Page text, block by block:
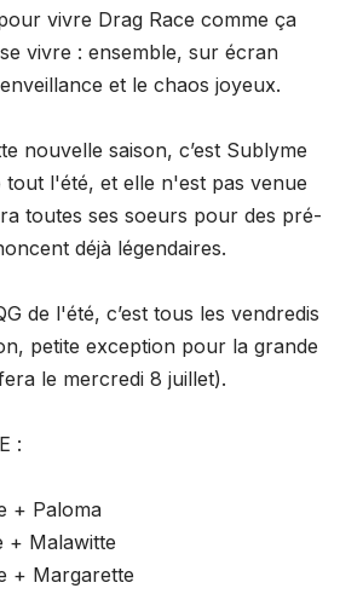
vivre Drag Race comme ça
vivre : ensemble, sur écran
et le chaos joyeux.
nouvelle saison, c’est Sublyme
tout l'été, et elle n'est pas venue
toutes ses soeurs pour des pré-
déjà légendaires.
de l'été, c’est tous les vendredis
petite exception pour la grande
le mercredi 8 juillet).
:
+ Paloma
+ Malawitte
+ Margarette